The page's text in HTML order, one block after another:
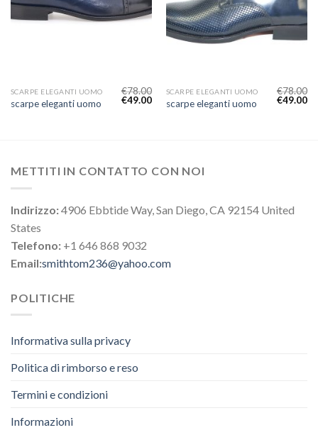
SCARPE ELEGANTI UOMO
scarpe eleganti uomo
€78.00
€49.00
SCARPE ELEGANTI UOMO
scarpe eleganti uomo
€78.00
€49.00
METTITI IN CONTATTO CON NOI
Indirizzo:4906 Ebbtide Way, San Diego, CA 92154 United
States
Telefono: +1 646 868 9032
Email:smithtom236@yahoo.com
POLITICHE
Informativa sulla privacy
Politica di rimborso e reso
Termini e condizioni
Informazioni